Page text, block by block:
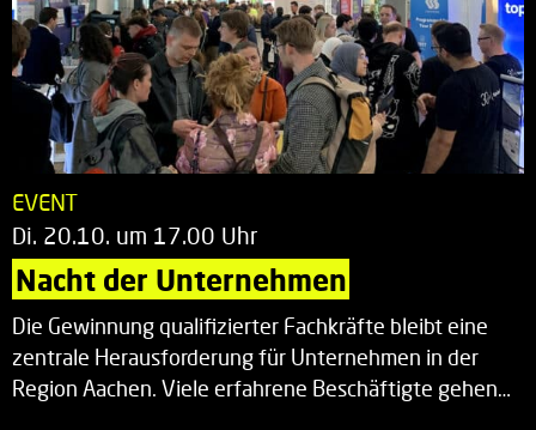
EVENT
Di. 20.10. um 17.00 Uhr
Nacht der Unternehmen
Die Gewinnung qualifizierter Fachkräfte bleibt eine
zentrale Herausforderung für Unternehmen in der
Region Aachen. Viele erfahrene Beschäftigte gehen…